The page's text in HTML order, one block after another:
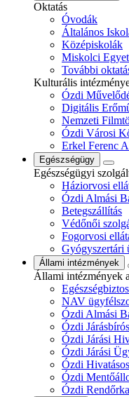
Oktatás
Óvodák
Általános
Középiskolák
Miskolci
További
Kulturális
Ózdi
Digitális
Nemzeti
Ózdi Városi
Erkel Ferenc
Egészségügy
Egészségügyi
Háziorvosi
Ózdi Almási
Betegszállítás
Védőnői
Fogorvosi
Gyógyszertári
Állami intézmények
Állami intézmények
NAV
Ózdi Almási
Ózdi
Ózdi Járási
Ózdi Járási
Ózdi
Ózdi
Ózdi